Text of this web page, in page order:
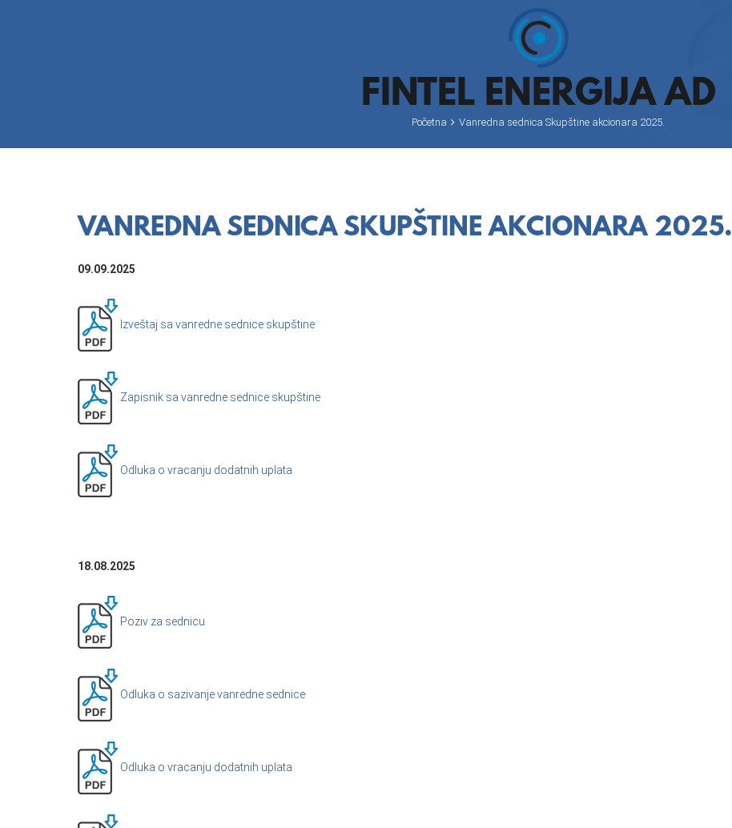
FINTEL ENERGIJA AD
Početna Vanredna sednica Skupštine akcionara 2025.
VANREDNA SEDNICA SKUPŠTINE AKCIONARA 2025.
09.09.2025
Izveštaj sa vanredne sednice skupštine
Zapisnik sa vanredne sednice skupštine
Odluka o vracanju dodatnih uplata
18.08.2025
Poziv za sednicu
Odluka o sazivanje vanredne sednice
Odluka o vracanju dodatnih uplata